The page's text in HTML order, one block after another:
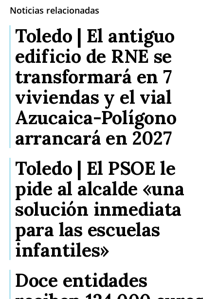
Noticias relacionadas
Toledo | El antiguo
edificio de RNE se
transformará en 7
viviendas y el vial
Azucaica-Polígono
arrancará en 2027
Toledo | El PSOE le
pide al alcalde «una
solución inmediata
para las escuelas
infantiles»
Doce entidades